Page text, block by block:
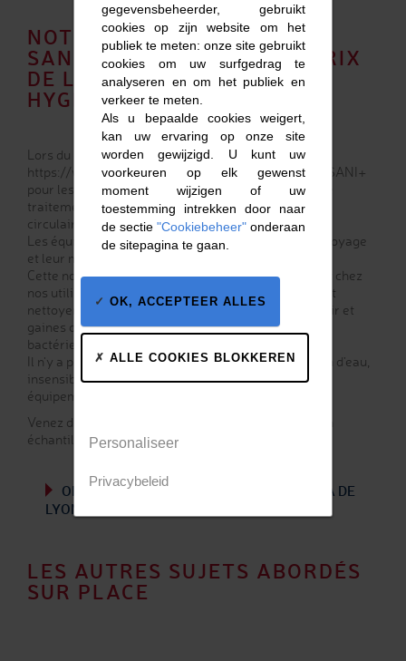
NOTRE NOUVELLE GAMME
SANI+ DÉJA NOMINÉE AU PRIX
DE LA CONCEPTION
HYGIÉNIQUE EHEDG
Lors du dernier CFIA à Rennes, EHEDG France
https://www.ehedg.fr a nominé la nouvelle gamme SANI+
pour les performances hygiéniques des centrales de
traitement d'air et des gaines de ventilation semi-
circulaires SANI+.
Les équipements sont conçus pour faciliter leur nettoyage
et leur maintenance.
Cette nouvelle gamme répond à un besoin récurrent chez
nos utilisateurs finaux qui est de pouvoir contrôler et
nettoyer rapidement les centrales de traitement d’air et
gaines de ventilation pour prévenir tous risques de
bactéries.
Il n'y a plus de zones cachées ni de point de rétention d’eau,
insensibilité à tous les produits lessiviels et nos
équipements sont anti-corrosion.
Venez découvrir ces nouveautés Hall 7 stand T37 en
échantillons grandeur nature.
ORGANISEZ VOTRE VISITE AU SALON CFIA DE
LYON
LES AUTRES SUJETS ABORDÉS
SUR PLACE
gegevensbeheerder, gebruikt
cookies op zijn website om het
publiek te meten: onze site gebruikt
cookies om uw surfgedrag te
analyseren en om het publiek en
verkeer te meten.
Als u bepaalde cookies weigert,
kan uw ervaring op onze site
worden gewijzigd. U kunt uw
voorkeuren op elk gewenst
moment wijzigen of uw
toestemming intrekken door naar
de sectie "Cookiebeheer"onderaan
de sitepagina te gaan.
OK, ACCEPTEER ALLES
ALLE COOKIES BLOKKEREN
Personaliseer
Privacybeleid